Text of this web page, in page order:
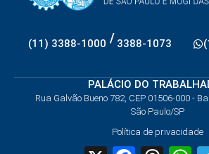
(11) 3388-1000 / 3388-1073
PALÁCIO DO
Rua Galvão Bueno 782, CEP 01506-000 -
São Paulo/SP
Política de privacidade